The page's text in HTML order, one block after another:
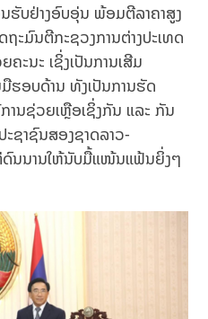
ຮັບຢ່າງອົບອຸ່ນ ພ້ອມຕີລາຄາສູງ
ະມົນຕີກະຊວງການຕ່າງປະເທດ
ນະ ເຊິ່ງເປັນການເສີມ
ອບດ້ານ ທັງເປັນການຮັດ
ນຊ່ວຍເຫຼືອເຊິ່ງກັນ ແລະ ກັນ
ຊາຊົນສອງຊາດລາວ-
ນນານໃຫ້ນັບມື້ແໜ້ນແຟ້ນຍິ່ງໆ